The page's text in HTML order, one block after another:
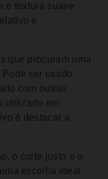
e textura suave
e
que procuram uma
ser usado
com outras
utilizado em
é destacar a
o corte justo e o
escolha ideal